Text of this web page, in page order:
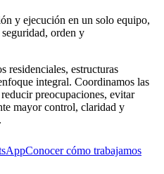
y ejecución en un solo equipo,
orden y
residenciales, estructuras
integral. Coordinamos las
preocupaciones, evitar
mayor control, claridad y
Conocer cómo trabajamos